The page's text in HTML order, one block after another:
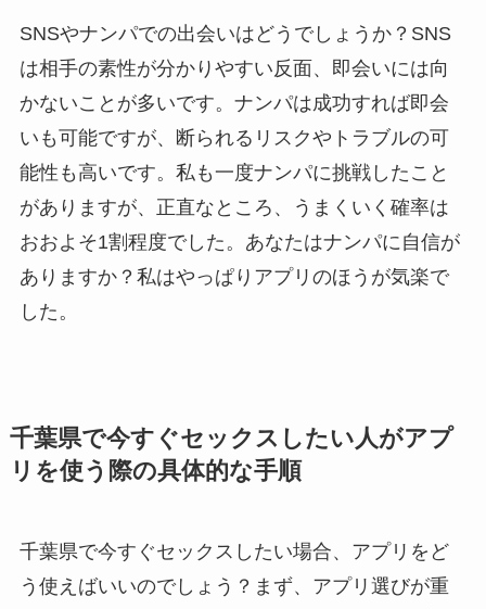
SNSやナンパでの出会いはどうでしょうか？SNS
は相手の素性が分かりやすい反面、即会いには向
かないことが多いです。ナンパは成功すれば即会
いも可能ですが、断られるリスクやトラブルの可
能性も高いです。私も一度ナンパに挑戦したこと
がありますが、正直なところ、うまくいく確率は
おおよそ1割程度でした。あなたはナンパに自信が
ありますか？私はやっぱりアプリのほうが気楽で
した。
千葉県で今すぐセックスしたい人がアプ
リを使う際の具体的な手順
千葉県で今すぐセックスしたい場合、アプリをど
う使えばいいのでしょう？まず、アプリ選びが重